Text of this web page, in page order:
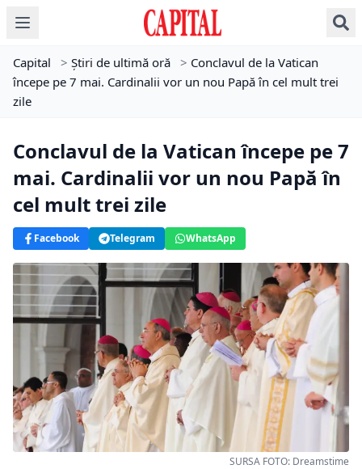
Capital > Știri de ultimă oră > Conclavul de la Vatican
începe pe 7 mai. Cardinalii vor un nou Papă în cel mult trei
zile
Conclavul de la Vatican începe pe 7
mai. Cardinalii vor un nou Papă în
cel mult trei zile
Facebook Telegram WhatsApp
SURSA FOTO: Dreamstime